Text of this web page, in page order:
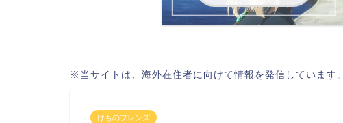
※当サイトは、海外在住者に向けて情報を発信しています。
けものフレンズ